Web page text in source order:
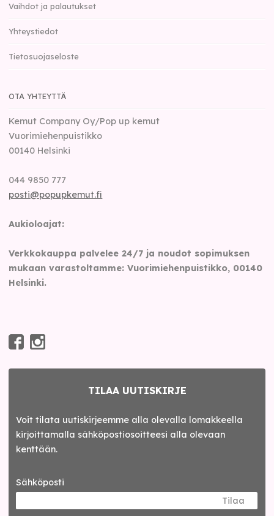
Vaihdot ja palautukset
Yhteystiedot
Tietosuojaseloste
OTA YHTEYTTÄ
Kemut Company Oy/Pop up kemut
Vuorimiehenpuistikko
00140 Helsinki
044 9850 777
posti@popupkemut.fi
Aukioloajat:
Verkkokauppa palvelee 24/7 ja noudot sopimuksen
mukaan varastoltamme: Vuorimiehenpuistikko, 00140
Helsinki.
TILAA UUTISKIRJE
Voit tilata uutiskirjeemme alla olevalla lomakkeella
kirjoittamalla sähköpostiosoitteesi alla olevaan
kenttään.
Sähköposti
Tilaa